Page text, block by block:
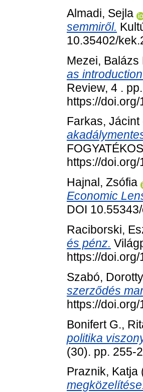
Almadi, Sejla
semmiről.
10.35402/
Mezei, Balázs
as
Review, 4 .
https://
Farkas, Jácint
https://
Hajnal, Zsófia
Economic
DOI
Raciborski,
és pénz.
https://
Szabó,
szerződés
https://
Bonifert G.,
politika
(30). pp. 255-
Praznik, Katja